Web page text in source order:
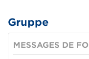
Gruppe
MESSAGES DE